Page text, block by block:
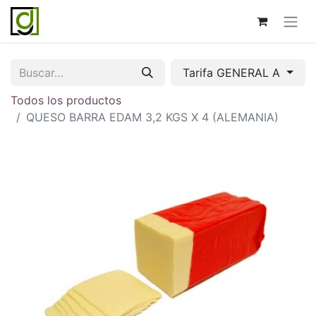
Tarifa GENERAL A
Todos los productos
QUESO BARRA EDAM 3,2 KGS X 4 (ALEMANIA)